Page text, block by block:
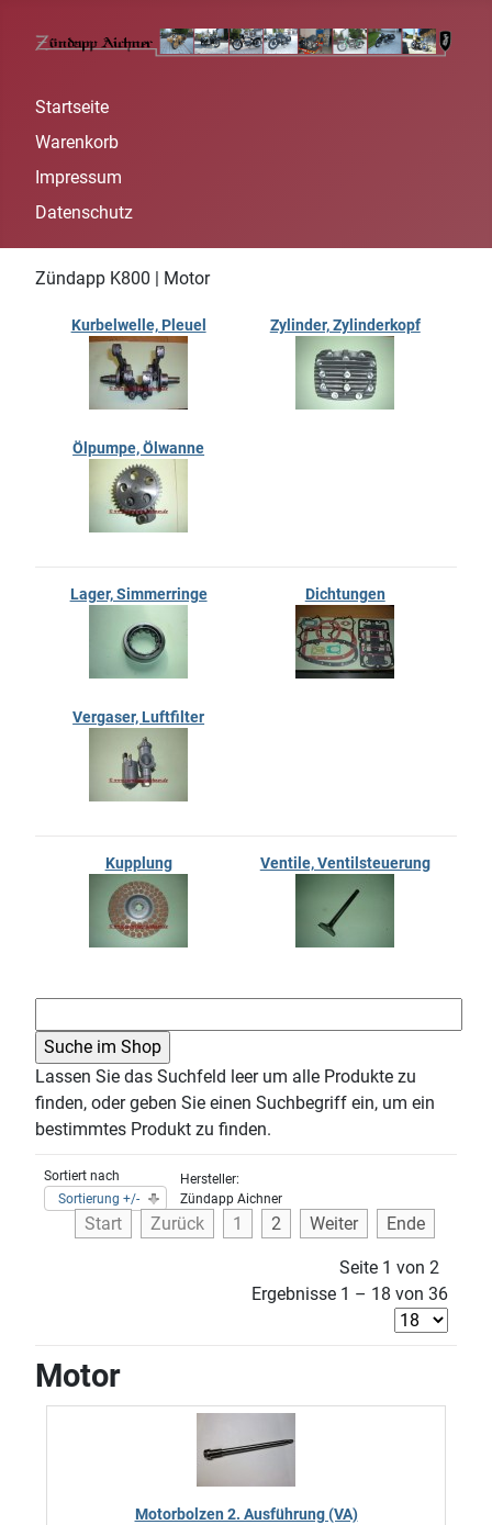
Startseite
Warenkorb
Impressum
Datenschutz
Zündapp K800 | Motor
Kurbelwelle, Pleuel Zylinder, Zylinderkopf
Ölpumpe, Ölwanne
Lager, Simmerringe Dichtungen
Vergaser, Luftfilter
Kupplung Ventile, Ventilsteuerung
Lassen Sie das Suchfeld leer um alle Produkte zu
finden, oder geben Sie einen Suchbegriff ein, um ein
bestimmtes Produkt zu finden.
Sortiert nach
Sortierung +/-
Hersteller:
Zündapp Aichner
Start Zurück 1 2 Weiter Ende
Seite 1 von 2
Ergebnisse 1 – 18 von 36
Motor
Motorbolzen 2. Ausführung (VA)